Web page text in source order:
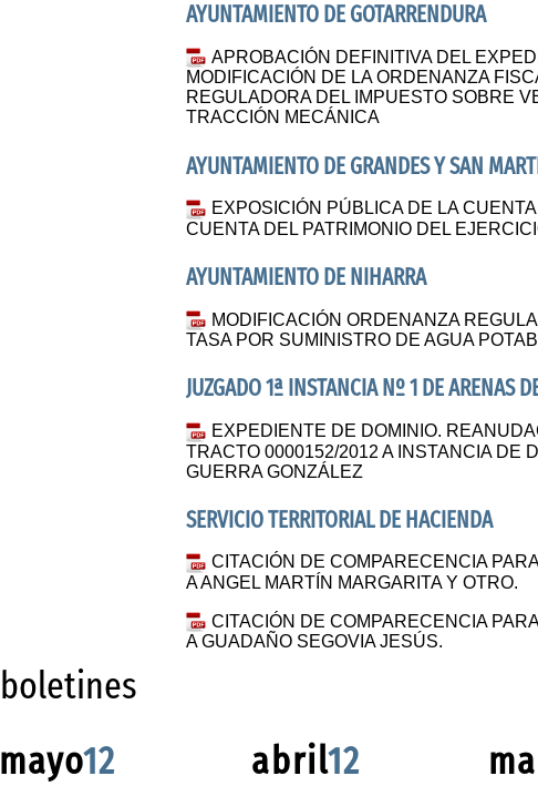
AYUNTAMIENTO DE GOTARRENDURA
APROBACIÓN DEFINITIVA DEL
MODIFICACIÓN DE LA ORDENANZA
REGULADORA DEL IMPUESTO SOBRE
TRACCIÓN MECÁNICA
AYUNTAMIENTO DE GRANDES Y SAN
EXPOSICIÓN PÚBLICA DE LA
CUENTA DEL PATRIMONIO DEL
AYUNTAMIENTO DE NIHARRA
MODIFICACIÓN ORDENANZA
TASA POR SUMINISTRO DE AGUA
JUZGADO 1ª INSTANCIA Nº 1 DE ARENAS
EXPEDIENTE DE DOMINIO.
TRACTO 0000152/2012 A INSTANCIA DE
GUERRA GONZÁLEZ
SERVICIO TERRITORIAL DE HACIENDA
CITACIÓN DE COMPARECENCIA
A ANGEL MARTÍN MARGARITA Y OTRO.
CITACIÓN DE COMPARECENCIA
A GUADAÑO SEGOVIA JESÚS.
boletines
mayo12 abril12